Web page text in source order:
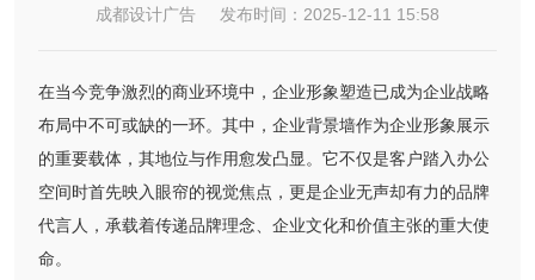
成都设计广告 发布时间：2025-12-11 15:58
在当今竞争激烈的商业环境中，企业形象塑造已成为企业战略
布局中不可或缺的一环。其中，企业背景墙作为企业形象展示
的重要载体，其地位与作用愈发凸显。它不仅是客户踏入办公
空间时首先映入眼帘的视觉焦点，更是企业无声却有力的品牌
代言人，承载着传递品牌理念、企业文化和价值主张的重大使
命。